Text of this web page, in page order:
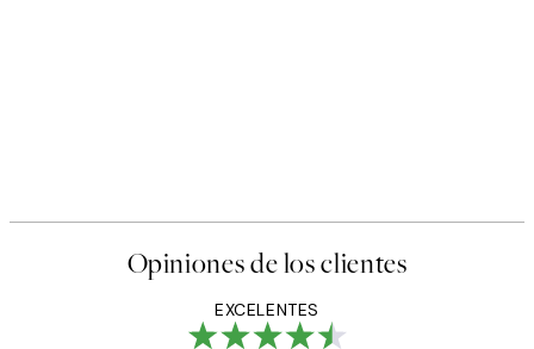
Opiniones de los clientes
EXCELENTES